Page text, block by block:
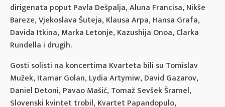
dirigenata poput Pavla Dešpalja, Aluna Francisa, Nikše
Bareze, Vjekoslava Šuteja, Klausa Arpa, Hansa Grafa,
Davida Itkina, Marka Letonje, Kazushija Onoa, Clarka
Rundella i drugih.
Gosti solisti na koncertima Kvarteta bili su Tomislav
Mužek, Itamar Golan, Lydia Artymiw, David Gazarov,
Daniel Detoni, Pavao Mašić, Tomaž Sevšek Šramel,
Slovenski kvintet trobil, Kvartet Papandopulo,